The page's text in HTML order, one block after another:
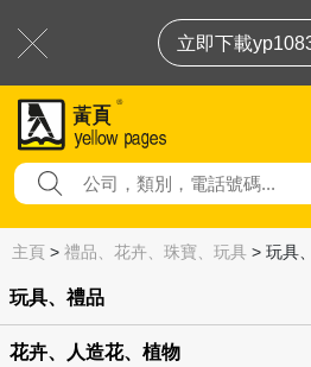
立即下載
主頁 > 禮品、花卉、珠寶、玩具 > 玩具
玩具、禮品
花卉、人造花、植物